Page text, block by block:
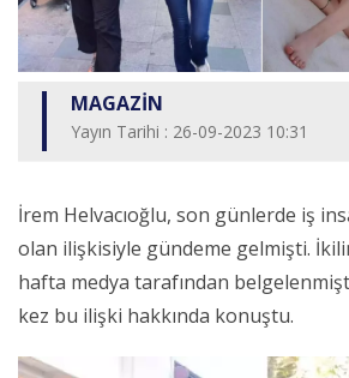
MAGAZİN
Yayın Tarihi : 26-09-2023 10:31
İrem Helvacıoğlu, son günlerde iş
olan ilişkisiyle gündeme gelmişti.
hafta medya tarafından
kez bu ilişki hakkında konuştu.